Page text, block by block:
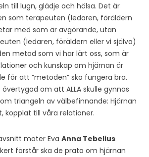
till lugn, glädje och hälsa. Det är
som terapeuten (ledaren, föräldern
med som är avgörande, utan
(ledaren, föräldern eller vi själva)
metod som vi har lärt oss, som är
och kunskap om hjärnan är
för att ”metoden” ska fungera bra.
övertygad om att ALLA skulle gynnas
triangeln av välbefinnande: Hjärnan
kopplat till våra relationer.
möter EvaAnna Tebelius
förstår ska de prata om hjärnan